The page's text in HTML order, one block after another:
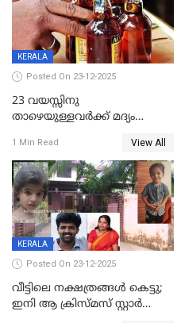
KERALA
Posted On 23-12-2025
23 വയസ്സിനു
താഴെയുള്ളവർക്ക് മദ്യം
നടപടി;സ്ഥാപനങ്ങൾക്കെതിരെ
രണ്ട് കേസുകൾ
1 Min Read View All
KERALA
Posted On 23-12-2025
വീട്ടിലെ നക്ഷത്രങ്ങൾ കെട്ടു;
ഇനി ആ ക്രിസ്മസ് സ്റ്റാർ